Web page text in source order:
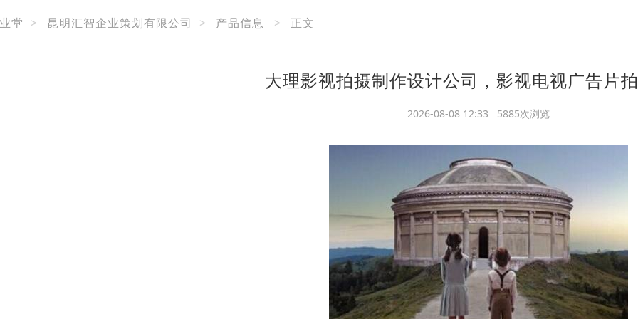
堂 > 昆明汇智企业策划有限公司 > 产品信息 > 正文
大理影视拍摄制作设计公司，影视电视广告片
2026-08-08 12:33 5885次浏览